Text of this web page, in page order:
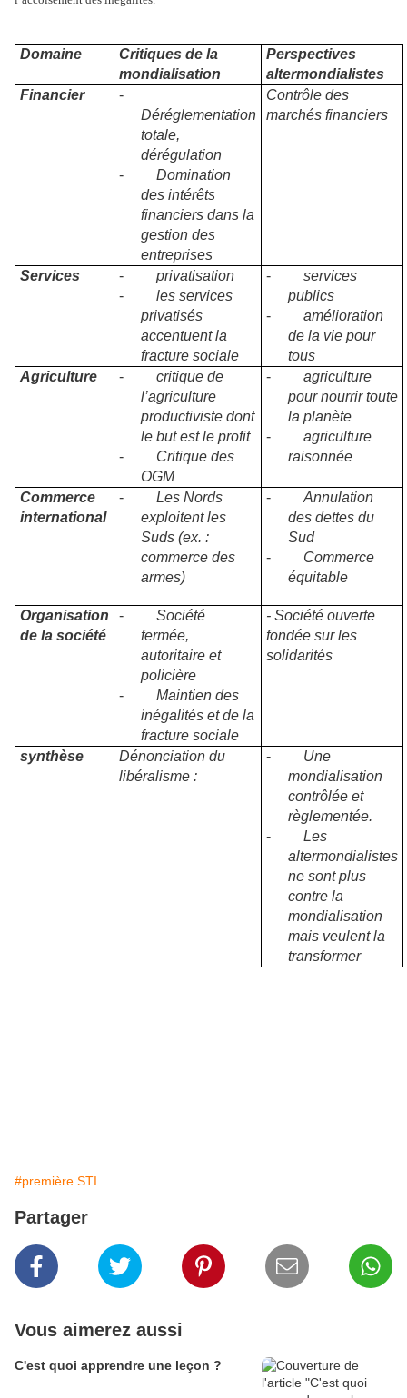
Domaine
Critiques de la
mondialisation
Perspectives
altermondialistes
Financier
-
Déréglementation
totale,
dérégulation
-
Domination
des intérêts
financiers dans la
gestion des
entreprises
Contrôle des
marchés financiers
Services -
privatisation
-
les services
privatisés
accentuent la
fracture sociale
-
services
publics
-
amélioration
de la vie pour
tous
Agriculture
-
critique de
l’agriculture
productiviste dont
le but est le profit
-
Critique des
OGM
-
agriculture
pour nourrir toute
la planète
-
agriculture
raisonnée
Commerce
international
-
Les Nords
exploitent les
Suds (ex. :
commerce des
armes)
-
Annulation
des dettes du
Sud
-
Commerce
équitable
Organisation
de la société
-
Société
fermée,
autoritaire et
policière
-
Maintien des
inégalités et de la
fracture sociale
- Société ouverte
fondée sur les
solidarités
synthèse
Dénonciation du
libéralisme :
-
Une
mondialisation
contrôlée et
règlementée.
-
Les
altermondialistes
ne sont plus
contre la
mondialisation
mais veulent la
transformer
#première STI
Partager
Vous aimerez aussi
C'est quoi apprendre une leçon ?